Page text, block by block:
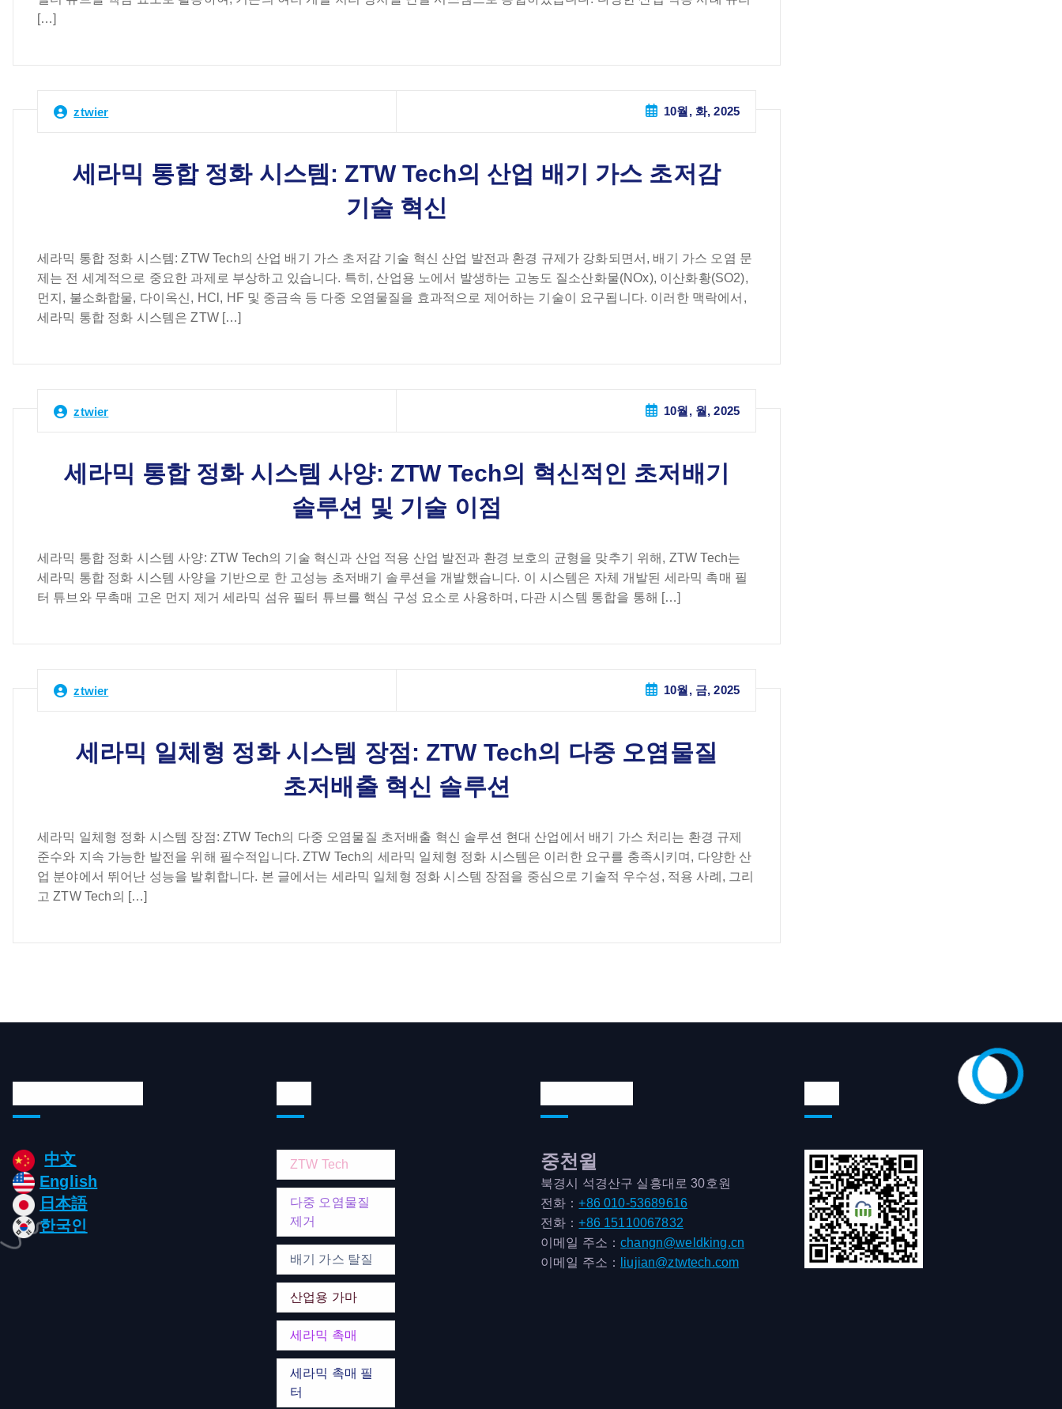
[…]
ztwier 10월, 화, 2025
세라믹 통합 정화 시스템: ZTW Tech의 산업 배기 가스 초저감
기술 혁신
세라믹 통합 정화 시스템: ZTW Tech의 산업 배기 가스 초저감 기술 혁신 산업 발전과 환경 규제가 강화되면서, 배기 가스 오염 문
제는 전 세계적으로 중요한 과제로 부상하고 있습니다. 특히, 산업용 노에서 발생하는 고농도 질소산화물(NOx), 이산화황(SO2),
먼지, 불소화합물, 다이옥신, HCl, HF 및 중금속 등 다중 오염물질을 효과적으로 제어하는 기술이 요구됩니다. 이러한 맥락에서,
세라믹 통합 정화 시스템은 ZTW […]
ztwier 10월, 월, 2025
세라믹 통합 정화 시스템 사양: ZTW Tech의 혁신적인 초저배기
솔루션 및 기술 이점
세라믹 통합 정화 시스템 사양: ZTW Tech의 기술 혁신과 산업 적용 산업 발전과 환경 보호의 균형을 맞추기 위해, ZTW Tech는
세라믹 통합 정화 시스템 사양을 기반으로 한 고성능 초저배기 솔루션을 개발했습니다. 이 시스템은 자체 개발된 세라믹 촉매 필
터 튜브와 무촉매 고온 먼지 제거 세라믹 섬유 필터 튜브를 핵심 구성 요소로 사용하며, 다관 시스템 통합을 통해 […]
ztwier 10월, 금, 2025
세라믹 일체형 정화 시스템 장점: ZTW Tech의 다중 오염물질
초저배출 혁신 솔루션
세라믹 일체형 정화 시스템 장점: ZTW Tech의 다중 오염물질 초저배출 혁신 솔루션 현대 산업에서 배기 가스 처리는 환경 규제
준수와 지속 가능한 발전을 위해 필수적입니다. ZTW Tech의 세라믹 일체형 정화 시스템은 이러한 요구를 충족시키며, 다양한 산
업 분야에서 뛰어난 성능을 발휘합니다. 본 글에서는 세라믹 일체형 정화 시스템 장점을 중심으로 기술적 우수성, 적용 사례, 그리
고 ZTW Tech의 […]
中文
English
日本語
한국인
ZTW Tech
다중 오염물질
제거
배기 가스 탈질
산업용 가마
세라믹 촉매
세라믹 촉매 필
터
중천윌
북경시 석경산구 실흥대로 30호원
전화：+86 010-53689616
전화：+86 15110067832
이메일 주소：changn@weldking.cn
이메일 주소：
liujian@ztwtech.com